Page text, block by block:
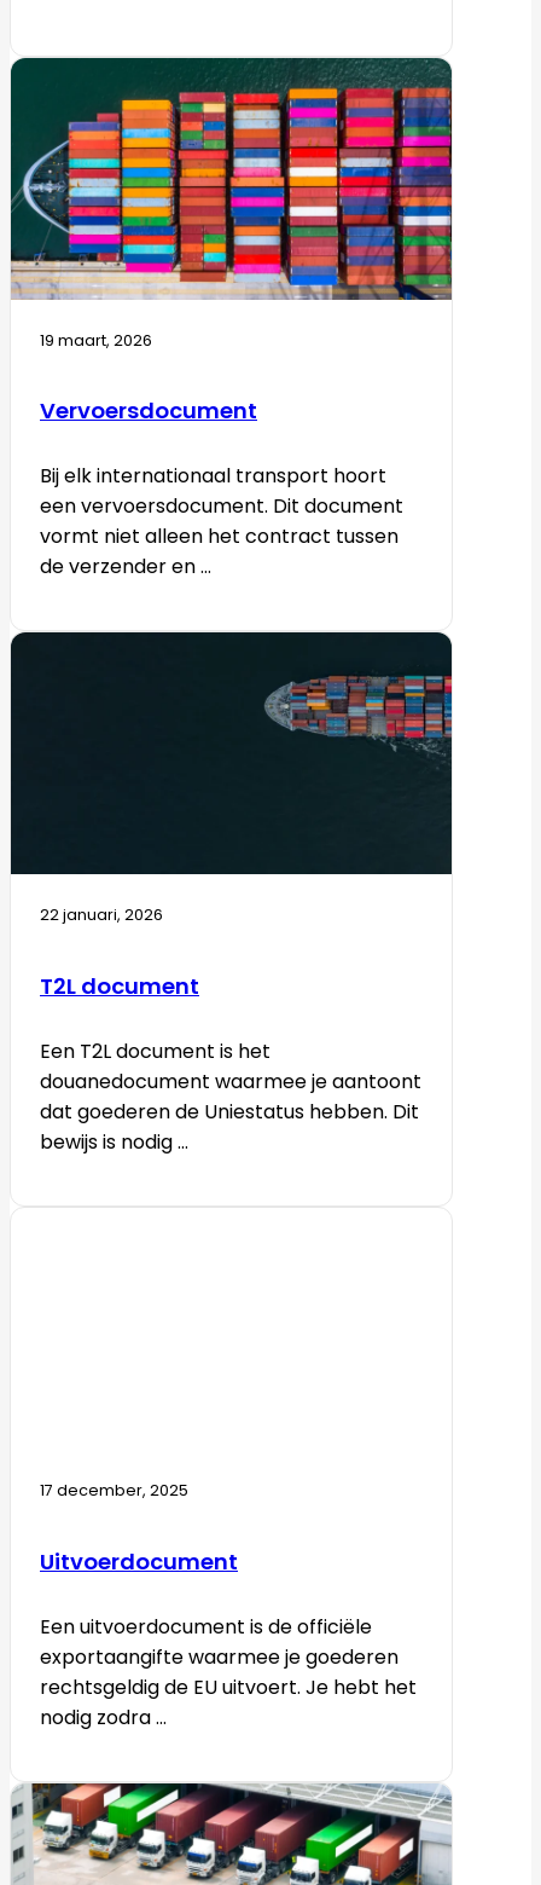
19 maart, 2026
Vervoersdocument
Bij elk internationaal transport hoort
een vervoersdocument. Dit document
vormt niet alleen het contract tussen
de verzender en ...
22 januari, 2026
T2L document
Een T2L document is het
douanedocument waarmee je aantoont
dat goederen de Uniestatus hebben. Dit
bewijs is nodig ...
17 december, 2025
Uitvoerdocument
Een uitvoerdocument is de officiële
exportaangifte waarmee je goederen
rechtsgeldig de EU uitvoert. Je hebt het
nodig zodra ...